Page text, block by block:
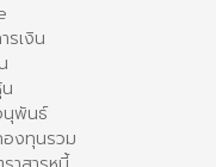
รเงิน
นุพันธ์
องทุนรวม